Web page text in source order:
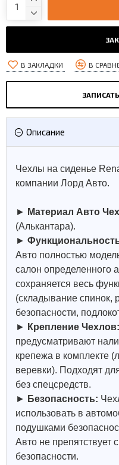
В ЗАКЛАДКИ В
Описание
Чехлы на сиденье
компании Лорд Авто.
► Материал Авто
(Алькантара).
►
Авто полностью
салон определенного
сохраняется весь
(складывание спинок,
безопасности,
► Крепление Чехлов:
предусматривают
крепежа в комплекте
веревки). Подходят
без спецсредств.
► Безопасность:
использовать в
подушками
Авто не препятствует
безопасности.